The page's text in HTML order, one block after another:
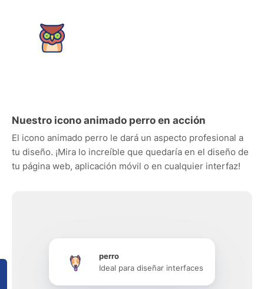
Nuestro icono animado perro en acción
El icono animado perro le dará un aspecto profesional a
tu diseño. ¡Mira lo increíble que quedaría en el diseño de
tu página web, aplicación móvil o en cualquier interfaz!
perro
Ideal para diseñar interfaces